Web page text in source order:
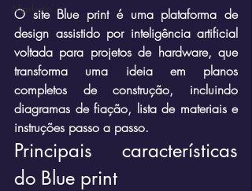
Marketin'
O site Blue print é uma plataforma de
design assistido por inteligência artificial
voltada para projetos de hardware, que
transforma uma ideia em planos
completos de construção, incluindo
diagramas de fiação, lista de materiais e
instruções passo a passo.
Principais características
do Blue print